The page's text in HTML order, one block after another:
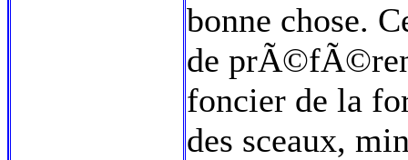
bonne chose.
de
foncier de la
des sceaux,